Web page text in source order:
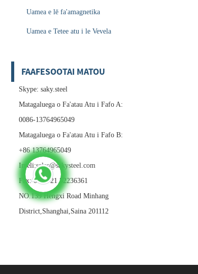
Uamea e lē fa'amagnetika
Uamea e Tetee atu i le Vevela
FAAFESOOTAI MATOU
Skype: saky.steel
Matagaluega o Fa'atau Atu i Fafo A:
0086-13764965049
Matagaluega o Fa'atau Atu i Fafo B:
+86 13764965049
Imeli:sales@sakysteel.com
Fax: 0086-21 52236361
NO.139 Hengxi Road Minhang
District,Shanghai,Saina 201112